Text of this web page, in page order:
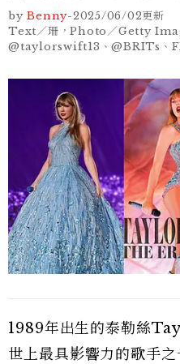
by Benny-2025/06/02更新
Text／珊，Photo／Getty
@taylorswift13、@BRITs、
1989年出生的泰勒絲
世上最具影響力的歌手